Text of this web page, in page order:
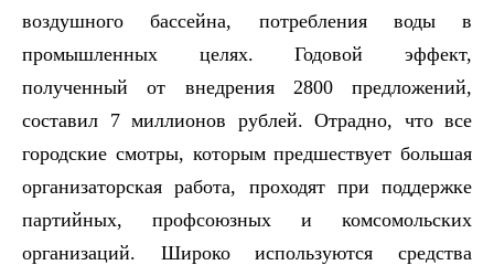
воздушного бассейна, потребления воды в
промышленных целях. Годовой эффект,
полученный от внедрения 2800 предложений,
составил 7 миллионов рублей. Отрадно, что все
городские смотры, которым предшествует большая
организаторская работа, проходят при поддержке
партийных, профсоюзных и комсомольских
организаций. Широко используются средства